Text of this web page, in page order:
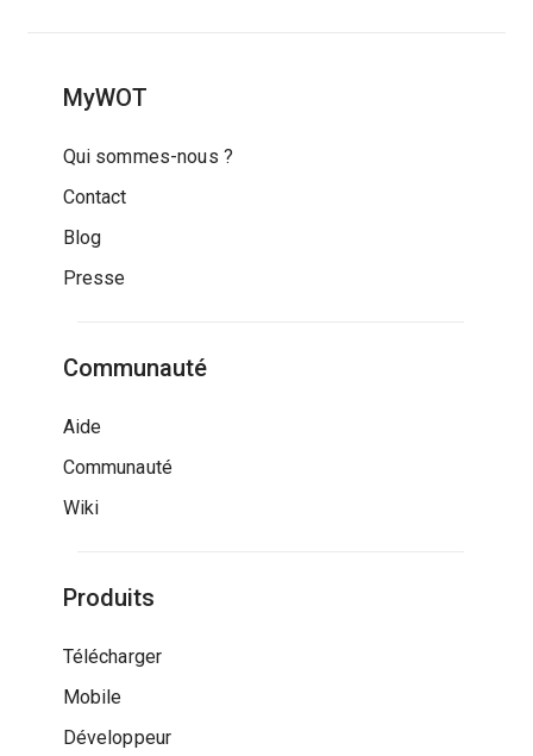
MyWOT
Qui sommes-nous ?
Contact
Blog
Presse
Communauté
Aide
Communauté
Wiki
Produits
Télécharger
Mobile
Développeur